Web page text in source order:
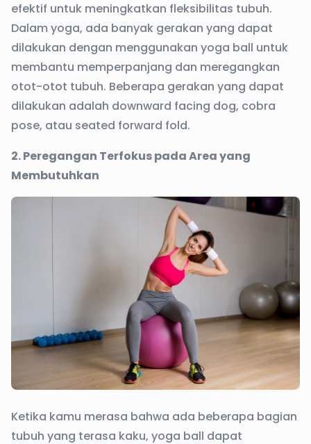
efektif untuk meningkatkan fleksibilitas tubuh.
Dalam yoga, ada banyak gerakan yang dapat
dilakukan dengan menggunakan yoga ball untuk
membantu memperpanjang dan meregangkan
otot-otot tubuh. Beberapa gerakan yang dapat
dilakukan adalah downward facing dog, cobra
pose, atau seated forward fold.
2. Peregangan Terfokus pada Area yang
Membutuhkan
Ketika kamu merasa bahwa ada beberapa bagian
tubuh yang terasa kaku, yoga ball dapat